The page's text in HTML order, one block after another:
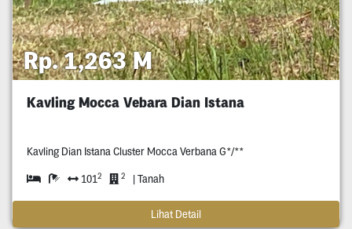
Rp. 1,263 M
Kavling Mocca Vebara Dian Istana
Kavling Dian Istana Cluster Mocca Verbana G*/**
1012 2 | Tanah
Lihat Detail